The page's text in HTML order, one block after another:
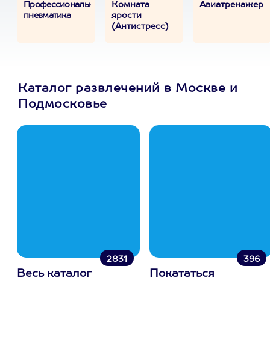
Профессиональная
пневматика
Комната
ярости
(Антистресс)
Авиатренажер
Каталог развлечений в Москве и
Подмосковье
2831
Весь каталог
396
Покататься